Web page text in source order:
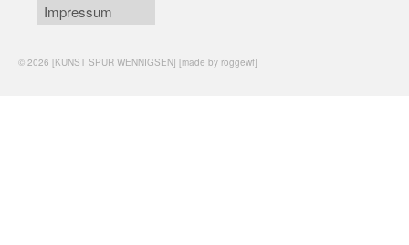
Impressum
© 2026 [KUNST SPUR WENNIGSEN] [made by roggewf]